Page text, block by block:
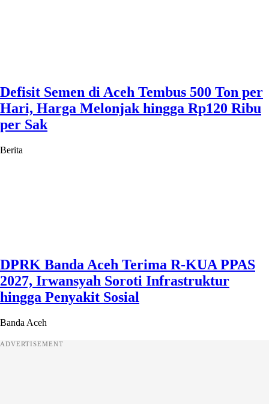
Defisit Semen di Aceh Tembus 500 Ton per
Hari, Harga Melonjak hingga Rp120 Ribu
per Sak
Berita
DPRK Banda Aceh Terima R-KUA PPAS
2027, Irwansyah Soroti Infrastruktur
hingga Penyakit Sosial
Banda Aceh
ADVERTISEMENT